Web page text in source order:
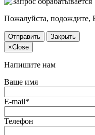
Пожалуйста, подождите,
Отправить
Закрыть
×Close
Напишите нам
Ваше имя
E-mail*
Телефон